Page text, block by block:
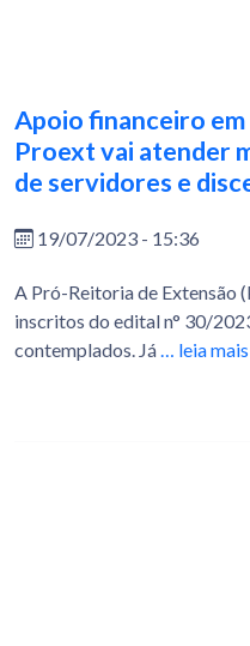
Apoio financeiro
Proext vai atender
de servidores e
19/07/2023 - 15:36
A Pró-Reitoria de Extensão
inscritos do edital n° 30/
contemplados. Já
… leia mais